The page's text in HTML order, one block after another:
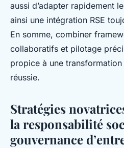
aussi d’adapter rapidement
ainsi une intégration RSE
En somme, combiner
collaboratifs et pilotage
propice à une
réussie.
Stratégies
la responsabilité
gouvernance